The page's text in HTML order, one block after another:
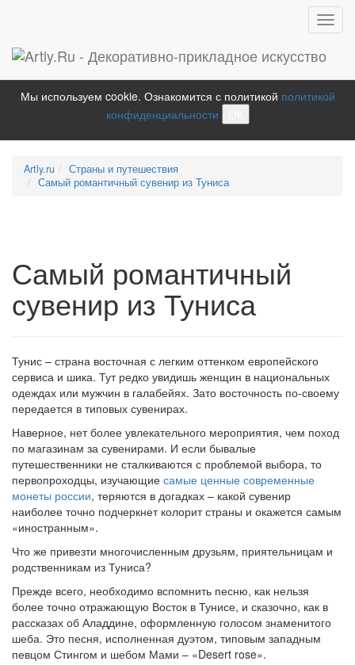
Мы используем cookie. Ознакомится с политикой политикой
конфиденциальности
Artly.ru
Страны и путешествия
Самый романтичный сувенир из Туниса
Самый романтичный
сувенир из Туниса
Тунис – страна восточная с легким оттенком европейского
сервиса и шика. Тут редко увидишь женщин в национальных
одеждах или мужчин в галабейях. Зато восточность по-своему
передается в типовых сувенирах.
Наверное, нет более увлекательного мероприятия, чем поход
по магазинам за сувенирами. И если бывалые
путешественники не сталкиваются с проблемой выбора, то
первопроходцы, изучающие самые ценные современные
монеты россии, теряются в догадках – какой сувенир
наиболее точно подчеркнет колорит страны и окажется самым
«иностранным».
Что же привезти многочисленным друзьям, приятельницам и
родственникам из Туниса?
Прежде всего, необходимо вспомнить песню, как нельзя
более точно отражающую Восток в Тунисе, и сказочно, как в
рассказах об Аладдине, оформленную голосом знаменитого
шеба. Это песня, исполненная дуэтом, типовым западным
певцом Стингом и шебом Мами – «Desert rose».